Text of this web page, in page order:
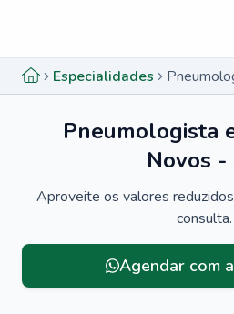
Especialidades
Pneumologista
Novos -
Aproveite os valores
consulta.
Agendar com